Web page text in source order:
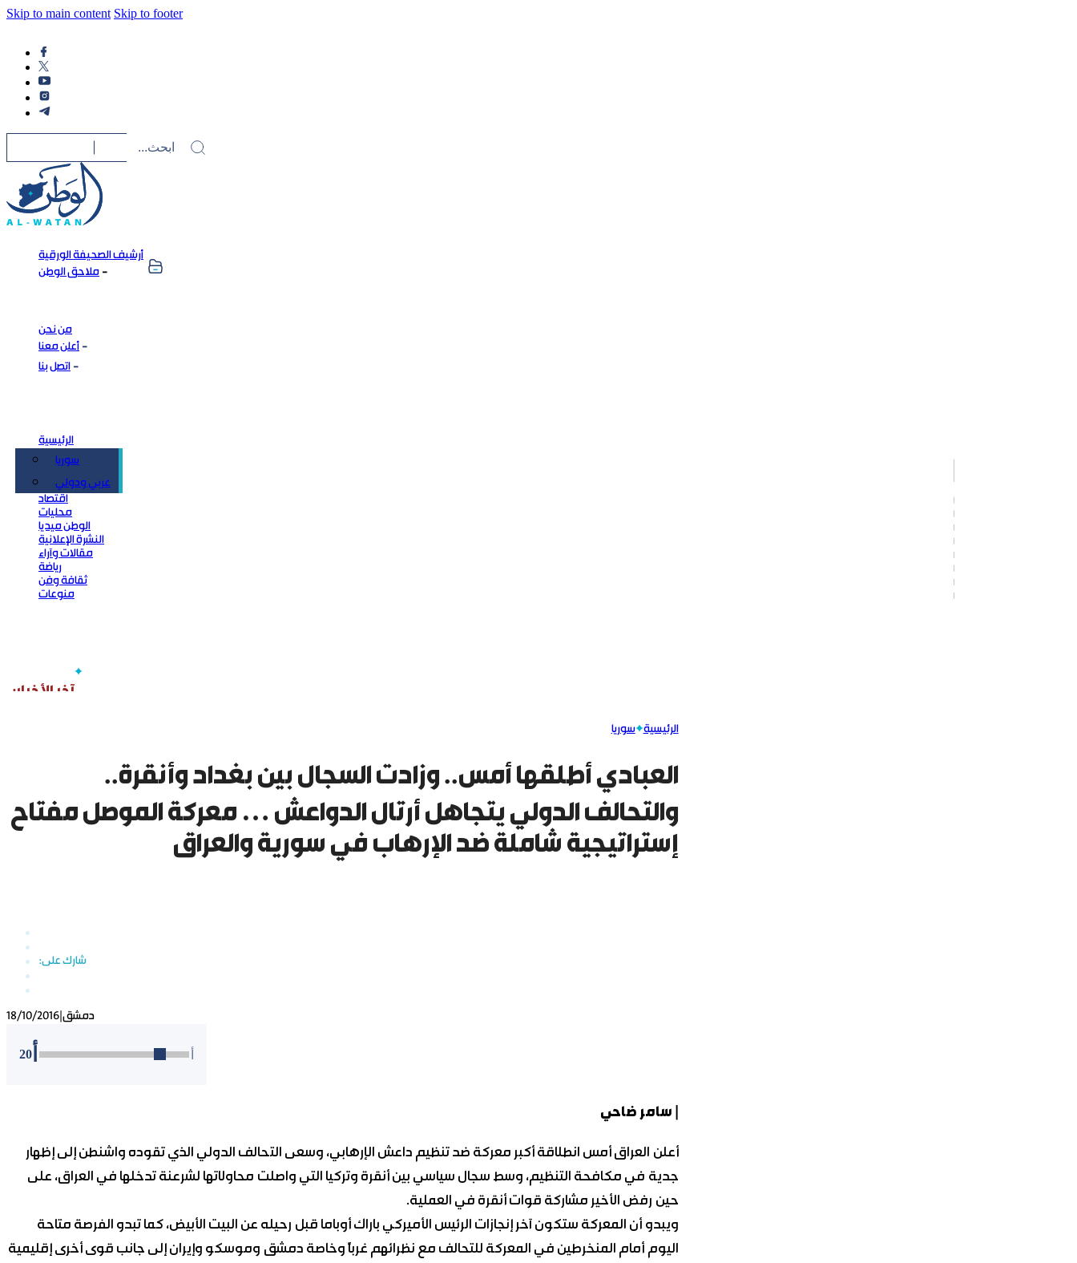
Skip to main content Skip to footer
أرشيف الصحيفة الورقية
ملاحق الوطن
من نحن
أعلن معنا
اتصل بنا
الرئيسية
سوريا
عربي ودولي
اقتصاد
محليات
الوطن ميديا
النشرة الإعلانية
مقالات وآراء
رياضة
ثقافة وفن
منوعات
الرئيسية سوريا
العبادي أطلقها أمس.. وزادت السجال بين بغداد وأنقرة..
والتحالف الدولي يتجاهل أرتال الدواعش … معركة الموصل مفتاح
إستراتيجية شاملة ضد الإرهاب في سورية والعراق
18/10/2016 دمشق
20
| سامر ضاحي
أعلن العراق أمس انطلاقة أكبر معركة ضد تنظيم داعش الإرهابي، وسعى التحالف الدولي الذي تقوده واشنطن إلى إظهار
جدية في مكافحة التنظيم، وسط سجال سياسي بين أنقرة وتركيا التي واصلت محاولاتها لشرعنة تدخلها في العراق، على
حين رفض الأخير مشاركة قوات أنقرة في العملية.
ويبدو أن المعركة ستكون آخر إنجازات الرئيس الأميركي باراك أوباما قبل رحيله عن البيت الأبيض، كما تبدو الفرصة متاحة
اليوم أمام المنخرطين في المعركة للتحالف مع نظرائهم غرباً وخاصة دمشق وموسكو وإيران إلى جانب قوى أخرى إقليمية